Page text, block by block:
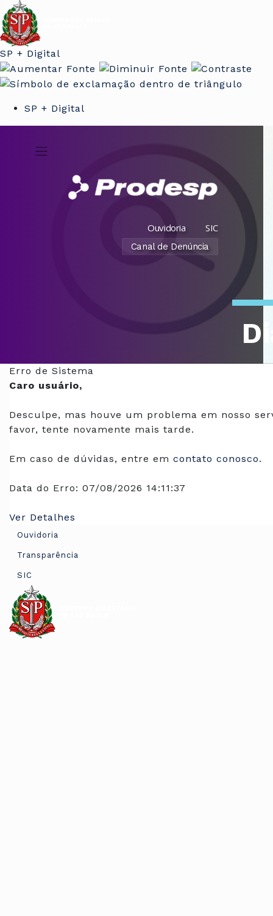
SP + Digital
SP + Digital
Ouvidoria SIC
Canal de Denúncia
Erro de Sistema
Caro usuário,
Desculpe, mas houve um problema em nosso
favor, tente novamente mais tarde.
Em caso de dúvidas, entre em contato conosco.
Data do Erro: 07/08/2026 14:11:37
Ver Detalhes
Ouvidoria
Transparência
SIC